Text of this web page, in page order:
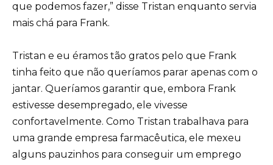
que podemos fazer,” disse Tristan enquanto servia
mais chá para Frank.
Tristan e eu éramos tão gratos pelo que Frank
tinha feito que não queríamos parar apenas com o
jantar. Queríamos garantir que, embora Frank
estivesse desempregado, ele vivesse
confortavelmente. Como Tristan trabalhava para
uma grande empresa farmacêutica, ele mexeu
alguns pauzinhos para conseguir um emprego